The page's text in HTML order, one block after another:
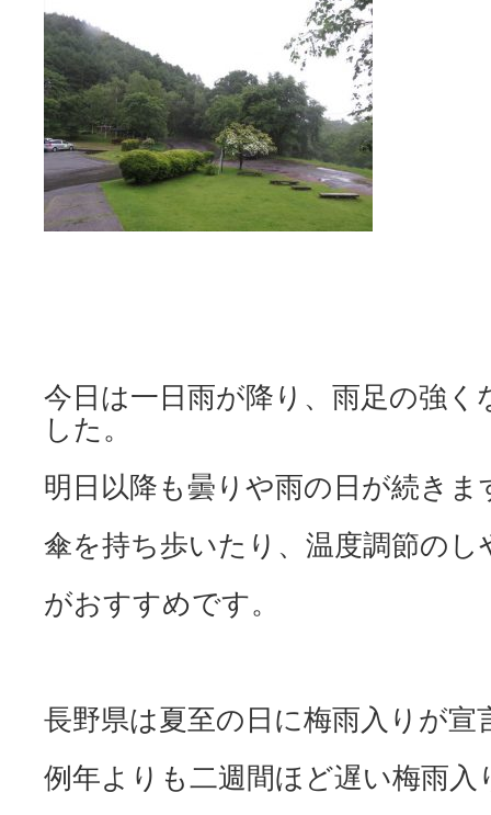
今日は一日雨が降り、雨足の強
した。
明日以降も曇りや雨の日が続きま
傘を持ち歩いたり、温度調節のし
がおすすめです。
長野県は夏至の日に梅雨入りが宣
例年よりも二週間ほど遅い梅雨